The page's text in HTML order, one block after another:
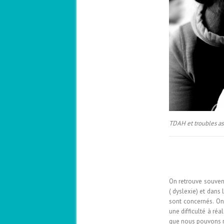
TDAH et troubles
On retrouve
( dyslexie) et dans
sont concernés.
une difficulté à
que nous pouvons